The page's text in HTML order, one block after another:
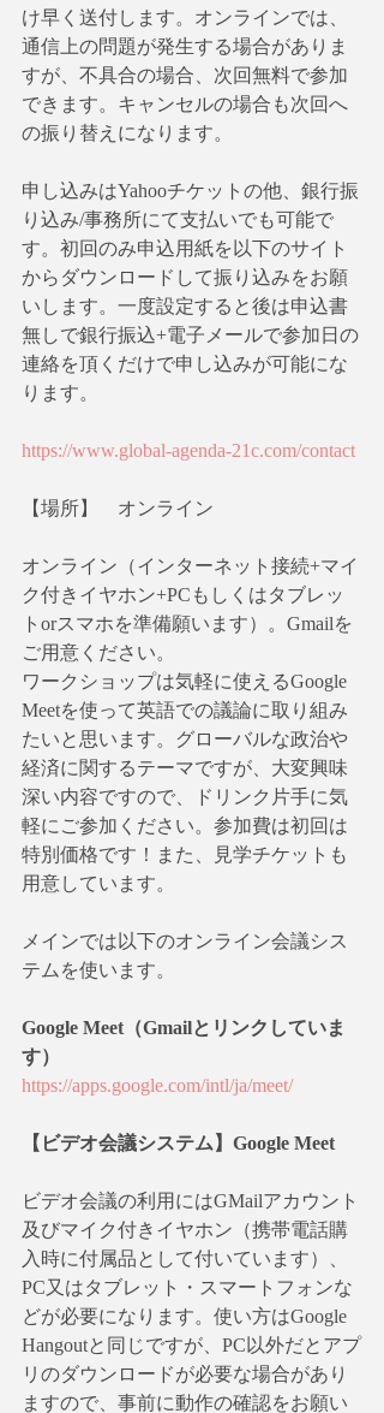
け早く送付します。オンラインでは、
通信上の問題が発生する場合がありま
すが、不具合の場合、次回無料で参加
できます。キャンセルの場合も次回へ
の振り替えになります。
申し込みはYahooチケットの他、銀行振
り込み/事務所にて支払いでも可能で
す。初回のみ申込用紙を以下のサイト
からダウンロードして振り込みをお願
いします。一度設定すると後は申込書
無しで銀行振込+電子メールで参加日の
連絡を頂くだけで申し込みが可能にな
ります。
https://www.global-agenda-21c.com/contact
【場所】　オンライン
オンライン（インターネット接続+マイ
ク付きイヤホン+PCもしくはタブレッ
トorスマホを準備願います）。Gmailを
ご用意ください。
ワークショップは気軽に使えるGoogle
Meetを使って英語での議論に取り組み
たいと思います。グローバルな政治や
経済に関するテーマですが、大変興味
深い内容ですので、ドリンク片手に気
軽にご参加ください。参加費は初回は
特別価格です！また、見学チケットも
用意しています。
メインでは以下のオンライン会議シス
テムを使います。
Google Meet（Gmailとリンクしていま
す）
https://apps.google.com/intl/ja/meet/
【ビデオ会議システム】Google Meet
ビデオ会議の利用にはGMailアカウント
及びマイク付きイヤホン（携帯電話購
入時に付属品として付いています）、
PC又はタブレット・スマートフォンな
どが必要になります。使い方はGoogle
Hangoutと同じですが、PC以外だとアプ
リのダウンロードが必要な場合があり
ますので、事前に動作の確認をお願い